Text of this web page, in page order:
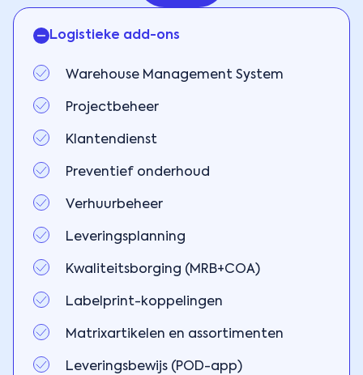
Logistieke add-ons
Warehouse Management System
Projectbeheer
Klantendienst
Preventief onderhoud
Verhuurbeheer
Leveringsplanning
Kwaliteitsborging (MRB+COA)
Labelprint-koppelingen
Matrixartikelen en assortimenten
Leveringsbewijs (POD-app)